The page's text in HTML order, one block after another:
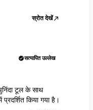
स्रोत देखें
सत्यापित उल्लेख
टूल के साथ
किया गया है।